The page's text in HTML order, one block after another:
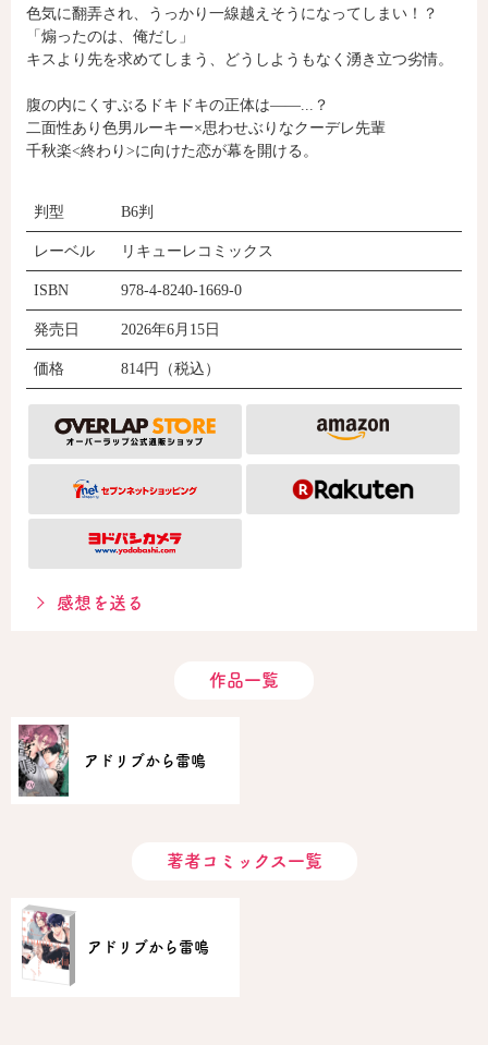
コミックパルフェ
色気に翻弄され、うっかり一線越えそうになってしまい！？
「煽ったのは、俺だし」
キスより先を求めてしまう、どうしようもなく湧き立つ劣情。
腹の内にくすぶるドキドキの正体は――...？
二面性あり色男ルーキー×思わせぶりなクーデレ先輩
千秋楽<終わり>に向けた恋が幕を開ける。
判型 B6判
レーベル リキューレコミックス
ISBN 978-4-8240-1669-0
発売日 2026年6月15日
価格 814円（税込）
感想を送る
作品一覧
アドリブから雷鳴
著者コミックス一覧
アドリブから雷鳴